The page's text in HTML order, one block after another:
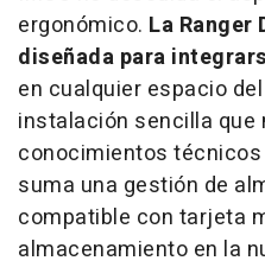
ergonómico. La Ranger
diseñada para
en cualquier espacio
instalación sencilla que
conocimientos
suma una gestión de
compatible con tarjeta
almacenamiento en la